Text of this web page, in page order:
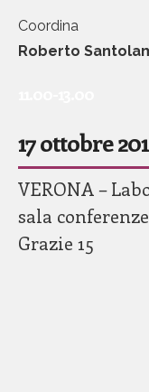
Coordina
Roberto
17 ottobre
VERONA –
sala conferenze
Grazie 15